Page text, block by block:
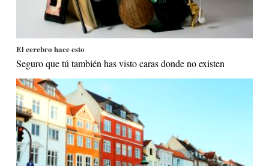
El cerebro hace esto
Seguro que tú también has visto caras donde no existen